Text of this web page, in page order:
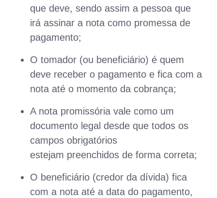
que deve, sendo assim a pessoa que
irá assinar a nota como promessa de
pagamento;
O tomador (ou beneficiário) é quem
deve receber o pagamento e fica com a
nota até o momento da cobrança;
A nota promissória vale como um
documento legal desde que todos os
campos obrigatórios
estejam preenchidos de forma correta;
O beneficiário (credor da dívida) fica
com a nota até a data do pagamento,